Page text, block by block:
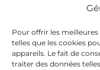
Pour offrir les
telles que les cookies
appareils. Le fait de
traiter des données